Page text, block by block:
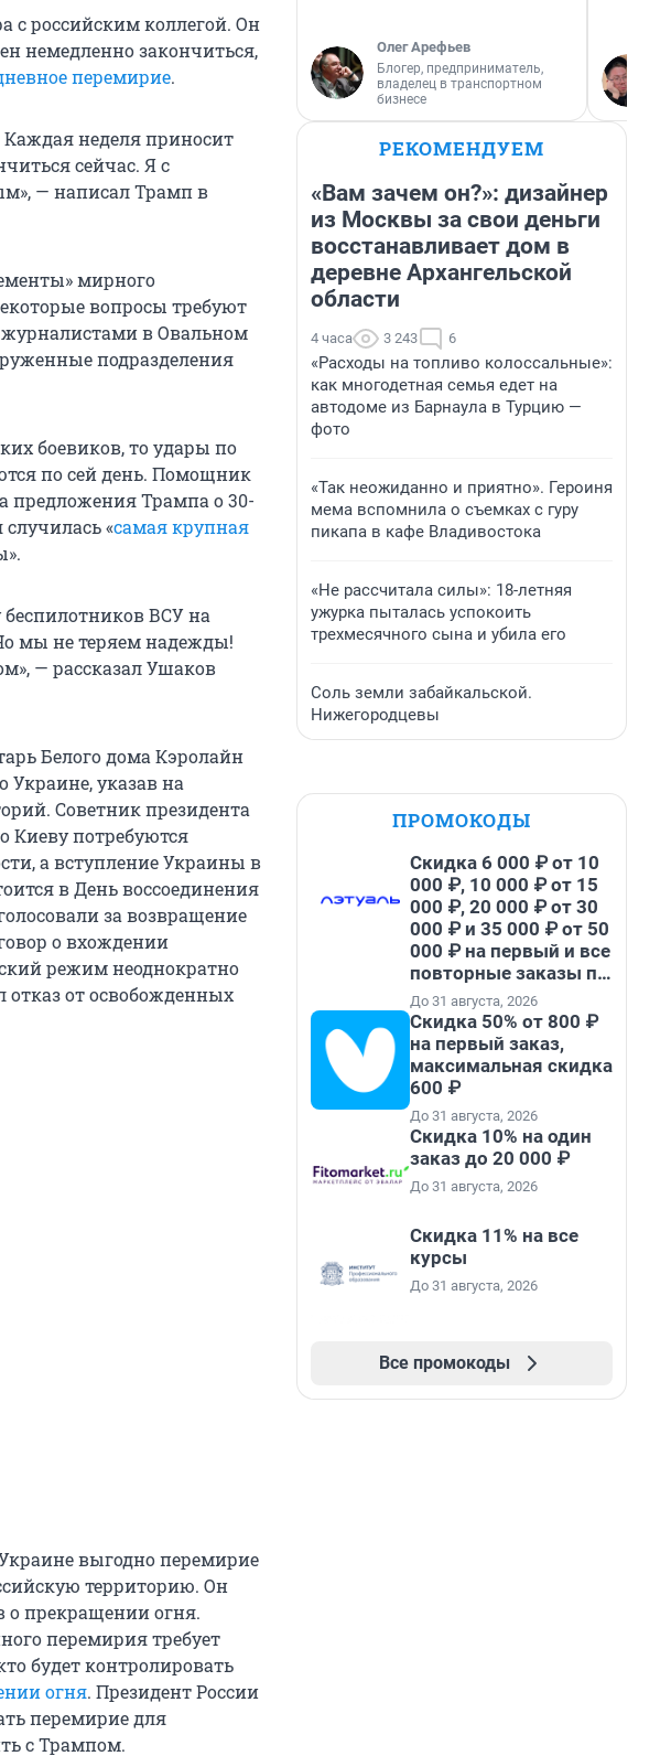
с российским коллегой. Он
немедленно закончиться,
перемирие.
неделя приносит
сейчас. Я с
— написал Трамп в
мирного
вопросы требуют
журналистами в Овальном
подразделения
боевиков, то удары по
по сей день. Помощник
предложения Трампа о 30-
«самая крупная
ВСУ на
мы не теряем надежды!
— рассказал Ушаков
Белого дома Кэролайн
Украине, указав на
Советник президента
Киеву потребуются
а вступление Украины в
в День воссоединения
за возвращение
о вхождении
режим неоднократно
от освобожденных
выгодно перемирие
территорию. Он
о прекращении огня.
перемирия требует
будет контролировать
огня. Президент России
перемирие для
с Трампом.
Олег Арефьев
Блогер, предприниматель,
владелец в транспортном
бизнесе
РЕКОМЕНДУЕМ
«Вам зачем он?»: дизайнер
из Москвы за свои деньги
восстанавливает дом в
деревне Архангельской
области
4 часа 3 243 6
«Расходы на топливо колоссальные»:
как многодетная семья едет на
автодоме из Барнаула в Турцию —
фото
«Так неожиданно и приятно». Героиня
мема вспомнила о съемках с гуру
пикапа в кафе Владивостока
«Не рассчитала силы»: 18-летняя
ужурка пыталась успокоить
трехмесячного сына и убила его
Соль земли забайкальской.
Нижегородцевы
ПРОМОКОДЫ
Скидка 6 000 ₽ от 10
000 ₽, 10 000 ₽ от 15
000 ₽, 20 000 ₽ от 30
000 ₽ и 35 000 ₽ от 50
000 ₽ на первый и все
повторные заказы по
промокоду НАБЕРИ
До 31 августа, 2026
Скидка 50% от 800 ₽
на первый заказ,
максимальная скидка
600 ₽
До 31 августа, 2026
Скидка 10% на один
заказ до 20 000 ₽
До 31 августа, 2026
Скидка 11% на все
курсы
До 31 августа, 2026
Все промокоды